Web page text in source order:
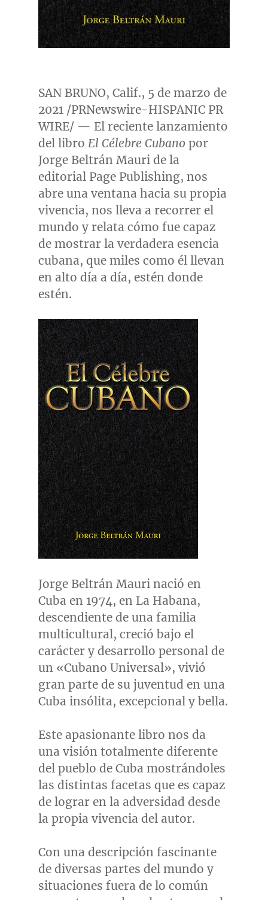
SAN BRUNO, Calif., 5 de marzo de
2021 /PRNewswire-HISPANIC PR
WIRE/ — El reciente lanzamiento
del libro El Célebre Cubano por
Jorge Beltrán Mauri de la
editorial Page Publishing, nos
abre una ventana hacia su propia
vivencia, nos lleva a recorrer el
mundo y relata cómo fue capaz
de mostrar la verdadera esencia
cubana, que miles como él llevan
en alto día a día, estén donde
estén.
Jorge Beltrán Mauri nació en
Cuba en 1974, en La Habana,
descendiente de una familia
multicultural, creció bajo el
carácter y desarrollo personal de
un «Cubano Universal», vivió
gran parte de su juventud en una
Cuba insólita, excepcional y bella.
Este apasionante libro nos da
una visión totalmente diferente
del pueblo de Cuba mostrándoles
las distintas facetas que es capaz
de lograr en la adversidad desde
la propia vivencia del autor.
Con una descripción fascinante
de diversas partes del mundo y
situaciones fuera de lo común